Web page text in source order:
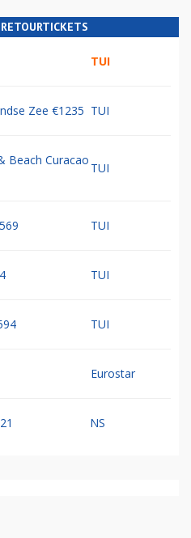
TUI
Zee €1235 TUI
Beach Curacao
TUI
TUI
TUI
TUI
Eurostar
NS